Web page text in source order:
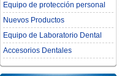
Equipo de protección personal
Nuevos Productos
Equipo de Laboratorio Dental
Accesorios Dentales